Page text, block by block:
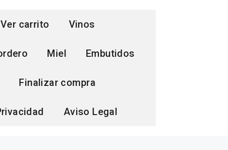
Ver carrito Vinos
Miel Embutidos
Finalizar compra
Aviso Legal